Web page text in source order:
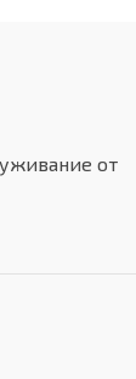
от